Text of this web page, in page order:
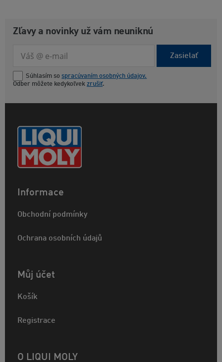
Zľavy a novinky už vám neuniknú
Zasielať
Súhlasím so spracúvaním osobných údajov.
Odber môžete kedykoľvek zrušiť.
Informace
Obchodní podmínky
Ochrana osobních údajů
Můj účet
Košík
Registrace
O LIQUI MOLY